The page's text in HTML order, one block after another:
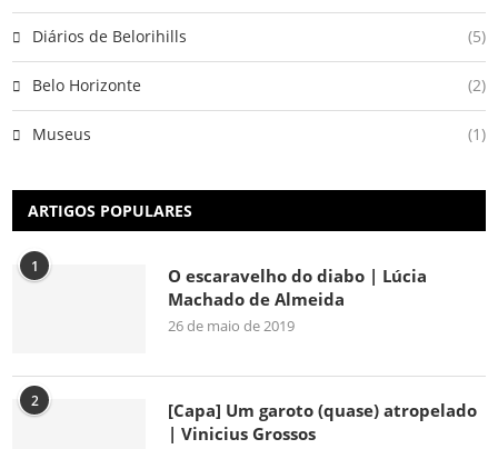
Diários de Belorihills (5)
Belo Horizonte (2)
Museus (1)
ARTIGOS POPULARES
1
O escaravelho do diabo | Lúcia
Machado de Almeida
26 de maio de 2019
2
[Capa] Um garoto (quase) atropelado
| Vinicius Grossos